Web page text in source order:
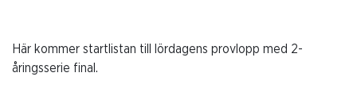
Här kommer startlistan till lördagens provlopp med 2-
åringsserie final.